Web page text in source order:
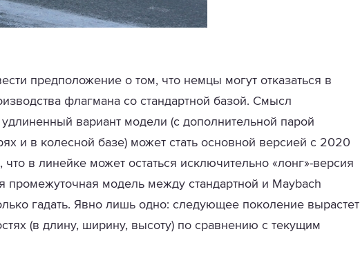
предположение о том, что немцы могут отказаться в
флагмана со стандартной базой. Смысл
вариант модели (с дополнительной парой
и в колесной базе) может стать основной версией с 2020
что в линейке может остаться исключительно «лонг»-версия
промежуточная модель между стандартной и Maybach
гадать. Явно лишь одно: следующее поколение вырастет
(в длину, ширину, высоту) по сравнению с текущим